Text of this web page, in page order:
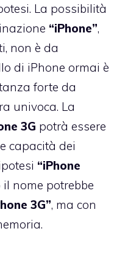
La possibilità
“iPhone”,
non è da
di iPhone ormai è
forte da
univoca. La
3G potrà essere
capacità dei
“iPhone
nome potrebbe
3G”, ma con